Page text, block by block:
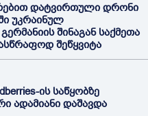
დატვირთული დრონი
უკრაინულ
შინაგან საქმეთა
შეწყვიტა
ის საწყობზე
ადამიანი დაშავდა